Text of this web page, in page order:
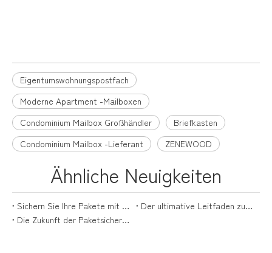
Eigentumswohnungspostfach
Moderne Apartment -Mailboxen
Condominium Mailbox Großhändler
Briefkasten
Condominium Mailbox -Lieferant
ZENEWOOD
Ähnliche Neuigkeiten
Sichern Sie Ihre Pakete mit Stil: Der ultimative Leitfaden für Paketboxen
Der ultimative Leitfaden zur Auswahl der perfekten Versandbox für Pakete
Die Zukunft der Paketsicherheit liegt mit Paketzustellboxen